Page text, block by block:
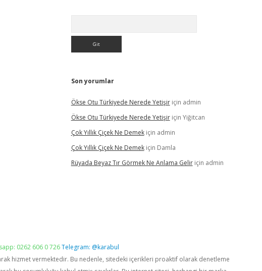
Son yorumlar
Ökse Otu Türkiyede Nerede Yetişiriçin admin
Ökse Otu Türkiyede Nerede Yetişiriçin Yiğitcan
Çok Yıllık Çiçek Ne Demekiçin admin
Çok Yıllık Çiçek Ne Demekiçin Damla
Rüyada Beyaz Tır Görmek Ne Anlama Geliriçin admin
0262 606 0 726Telegram: @karabul
hizmet vermektedir. Bu nedenle, sitedeki içerikleri proaktif olarak denetleme